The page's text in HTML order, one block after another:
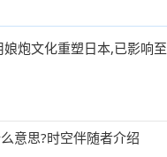
炮文化重塑日本,已影响至
意思?时空伴随者介绍